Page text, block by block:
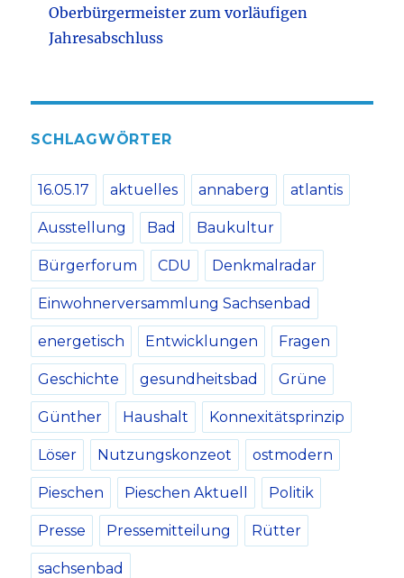
Oberbürgermeister zum vorläufigen
Jahresabschluss
SCHLAGWÖRTER
16.05.17 aktuelles annaberg atlantis
Ausstellung Bad Baukultur
Bürgerforum CDU Denkmalradar
Einwohnerversammlung Sachsenbad
energetisch Entwicklungen Fragen
Geschichte gesundheitsbad Grüne
Günther Haushalt Konnexitätsprinzip
Löser Nutzungskonzeot ostmodern
Pieschen Pieschen Aktuell Politik
Presse Pressemitteilung Rütter
sachsenbad